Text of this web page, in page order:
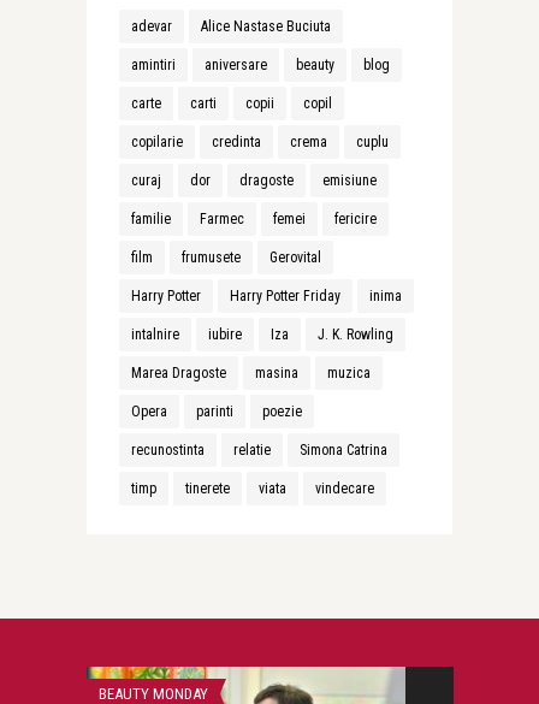
adevar Alice Nastase Buciuta
amintiri aniversare beauty blog
carte carti copii copil
copilarie credinta crema cuplu
curaj dor dragoste emisiune
familie Farmec femei fericire
film frumusete Gerovital
Harry Potter Harry Potter Friday inima
intalnire iubire Iza J. K. Rowling
Marea Dragoste masina muzica
Opera parinti poezie
recunostinta relatie Simona Catrina
timp tinerete viata vindecare
BEAUTY MONDAY